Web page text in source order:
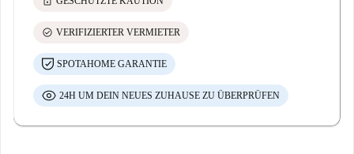
check_circle VERIFIZIERTER VERMIETER
SPOTAHOME GARANTIE
24H UM DEIN NEUES ZUHAUSE ZU ÜBERPRÜFEN